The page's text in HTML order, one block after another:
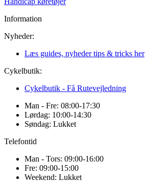
Information
Nyheder:
Læs guides, nyheder tips & tricks her
Cykelbutik:
Cykelbutik - Få Rutevejledning
Man - Fre: 08:00-17:30
Lørdag: 10:00-14:30
Søndag: Lukket
Telefontid
Man - Tors: 09:00-16:00
Fre: 09:00-15:00
Weekend: Lukket